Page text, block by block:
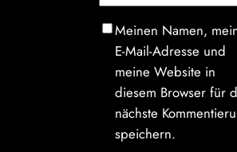
Meinen Namen,
E-Mail-Adresse und
meine Website in
diesem Browser für
nächste
speichern.